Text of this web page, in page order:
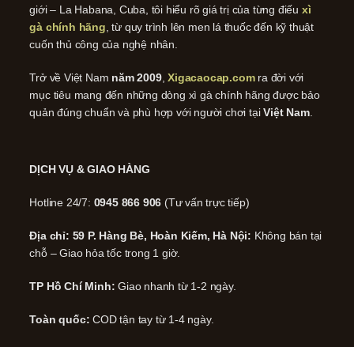
giới – La Habana, Cuba, tôi hiểu rõ giá trị của từng điếu xì
gà chính hãng , từ quy trình lên men lá thuốc đến kỹ thuật
cuốn thủ công của nghệ nhân.
Trở về Việt Nam năm 2009,Xigacaocap.comra đời với
mục tiêu mang đến những dòng xì gà chính hãng được bảo
quản đúng chuẩn và phù hợp với người chơi tạiViệt Nam.
DỊCH VỤ & GIAO HÀNG
Hotline 24/7: 0945 866 906 (Tư vấn trực tiếp)
Địa chỉ: 59 P. Hàng Bè, Hoàn Kiếm, Hà Nội: Không bán tại
chỗ – Giao hỏa tốc trong 1 giờ.
TP Hồ Chí Minh: Giao nhanh từ 1-2 ngày.
Toàn quốc: COD tận tay từ 1-4 ngày.